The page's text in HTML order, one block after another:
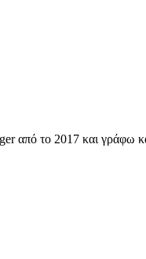
από το 2017 και γράφω